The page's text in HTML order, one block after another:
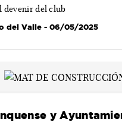
devenir del club
del Valle - 06/05/2025
y